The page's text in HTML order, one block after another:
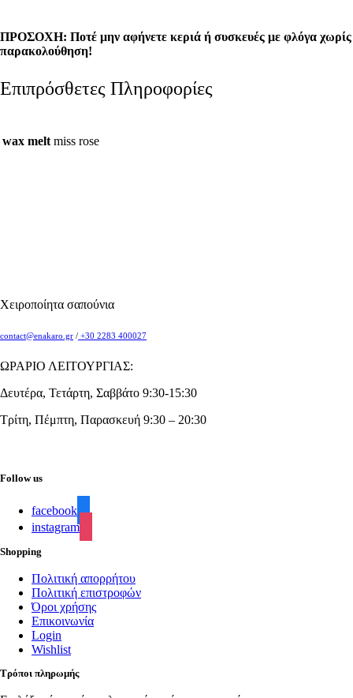
ΠΡΟΣΟΧΗ: Ποτέ μην αφήνετε κεριά ή συσκευές με φλόγα χωρίς
παρακολούθηση!
Επιπρόσθετες Πληροφορίες
wax melt miss rose
Χειροποίητα σαπούνια
contact@enakaro.gr / +30 2283 400027
ΩΡΑΡΙΟ ΛΕΙΤΟΥΡΓΙΑΣ:
Δευτέρα, Τετάρτη, Σαββάτο 9:30-15:30
Τρίτη, Πέμπτη, Παρασκευή 9:30 – 20:30
Follow us
facebook
instagram
Shopping
Πολιτική απορρήτου
Πολιτική επιστροφών
Όροι χρήσης
Επικοινωνία
Login
Wishlist
Τρόποι πληρωμής